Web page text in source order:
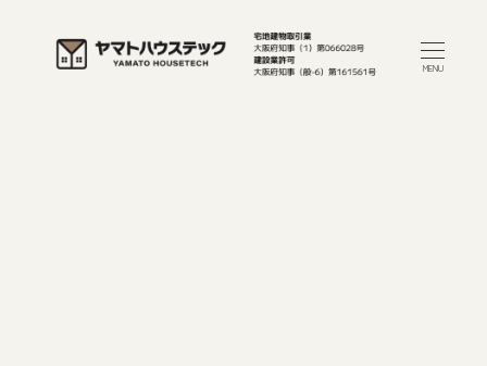
MENU